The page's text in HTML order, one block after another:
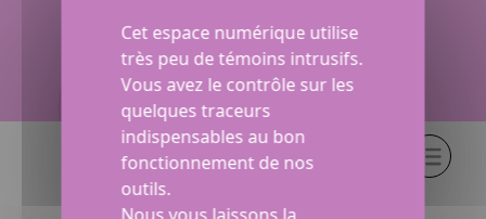
Produit associé (1)
Cet espace numérique utilise
très peu de témoins intrusifs.
Vous avez le contrôle sur les
quelques traceurs
indispensables au bon
fonctionnement de nos
outils.
Nous vous laissons la